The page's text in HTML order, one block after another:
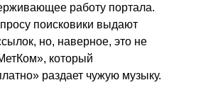
работу портала.
поисковики выдают
но, наверное, это не
который
раздает чужую музыку.